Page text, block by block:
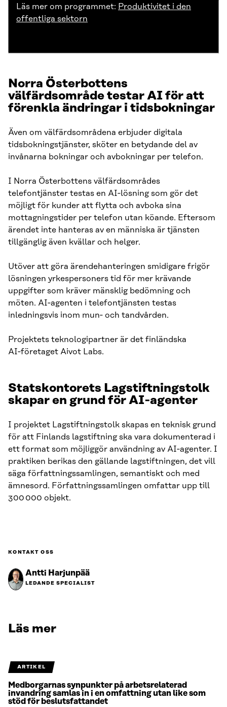
Läs mer om programmet: Produktivitet i den
offentliga sektorn
Norra Österbottens
välfärdsområde testar AI för att
förenkla ändringar i tidsbokningar
Även om välfärdsområdena erbjuder digitala
tidsbokningstjänster, sköter en betydande del av
invånarna bokningar och avbokningar per telefon.
I Norra Österbottens välfärdsområdes
telefontjänster testas en AI‑lösning som gör det
möjligt för kunder att flytta och avboka sina
mottagningstider per telefon utan köande. Eftersom
ärendet inte hanteras av en människa är tjänsten
tillgänglig även kvällar och helger.
Utöver att göra ärendehanteringen smidigare frigör
lösningen yrkespersoners tid för mer krävande
uppgifter som kräver mänsklig bedömning och
möten. AI‑agenten i telefontjänsten testas
inledningsvis inom mun‑ och tandvården.
Projektets teknologipartner är det finländska
AI‑företaget Aivot Labs.
Statskontorets Lagstiftningstolk
skapar en grund för AI‑agenter
I projektet Lagstiftningstolk skapas en teknisk grund
för att Finlands lagstiftning ska vara dokumenterad i
ett format som möjliggör användning av AI‑agenter. I
praktiken berikas den gällande lagstiftningen, det vill
säga författningssamlingen, semantiskt och med
ämnesord. Författningssamlingen omfattar upp till
300 000 objekt.
KONTAKT OSS
Antti Harjunpää
LEDANDE SPECIALIST
Läs mer
ARTIKEL
Medborgarnas synpunkter på arbetsrelaterad
invandring samlas in i en omfattning utan like som
stöd för beslutsfattandet